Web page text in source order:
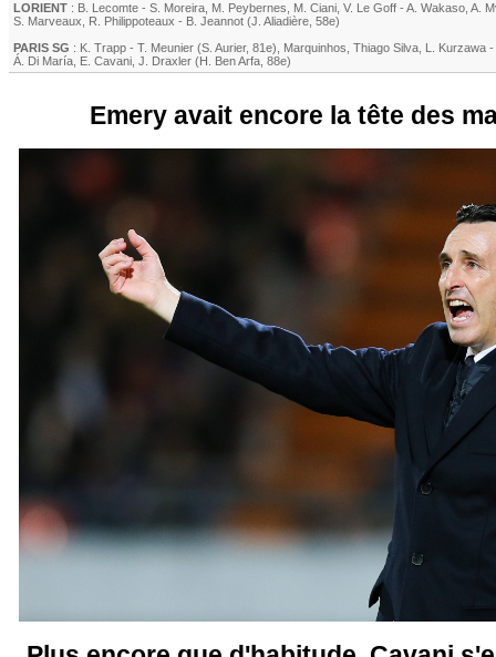
LORIENT : B. Lecomte - S. Moreira M. Peybernes M. Ciani V. Le Goff - A. Wakaso A.
S. Marveaux
R. Philippoteaux - B. Jeannot (J. Aliadière , 58e)
PARIS SG : K. Trapp - T. Meunier (S. Aurier, 81e) Marquinhos Thiago Silva L. Kurzawa -
Á. Di María E. Cavani J. Draxler (H. Ben Arfa , 88e)
Emery avait encore la tête des